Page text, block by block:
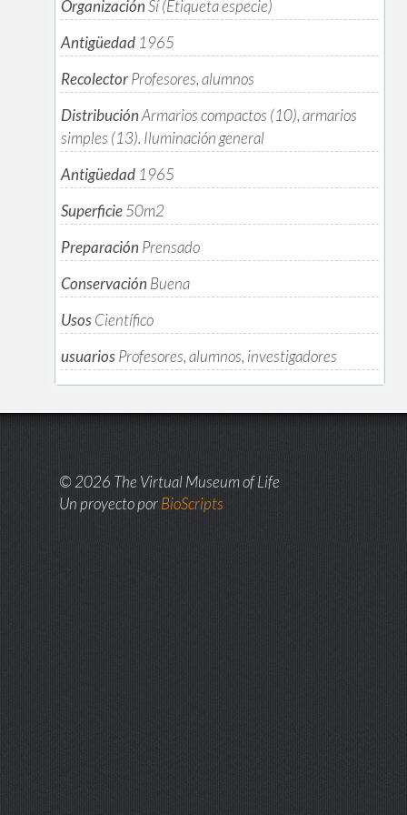
OrganizaciónSí (Etiqueta especie)
Antigüedad 1965
RecolectorProfesores, alumnos
DistribuciónArmarios compactos (10), armarios
simples (13). Iluminación general
Antigüedad 1965
Superficie50m2
Preparación Prensado
Conservación Buena
UsosCientífico
usuariosProfesores, alumnos, investigadores
© 2026 The Virtual Museum of Life
Un proyecto porBioScripts